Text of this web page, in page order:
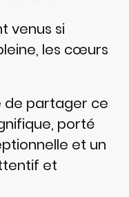
venus si
les cœurs
de partager ce
porté
et un
et